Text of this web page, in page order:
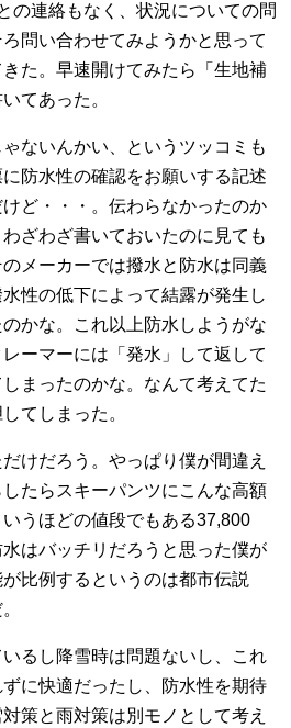
の連絡もなく、状況についての問
問い合わせてみようかと思って
た。早速開けてみたら「生地補
てあった。
ないんかい、というツッコミも
防水性の確認をお願いする記述
ど・・・。伝わらなかったのか
ざわざ書いておいたのに見ても
メーカーでは撥水と防水は同義
性の低下によって結露が発生し
かな。これ以上防水しようがな
ーマーには「発水」して返して
まったのかな。なんて考えてた
てしまった。
けだろう。やっぱり僕が間違え
たらスキーパンツにこんな高額
うほどの値段でもある37,800
はバッチリだろうと思った僕が
比例するというのは都市伝説
るし降雪時は問題ないし、これ
に快適だったし、防水性を期待
策と雨対策は別モノとして考え